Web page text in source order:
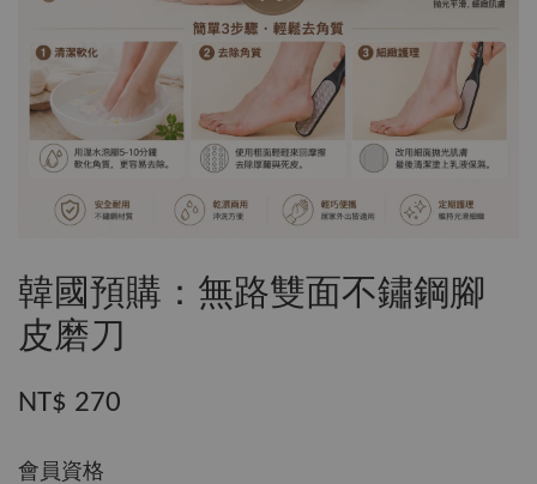
韓國預購：無路雙面不鏽鋼腳
皮磨刀
NT$ 270
會員資格